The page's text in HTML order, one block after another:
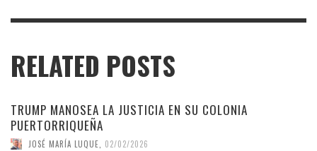
RELATED POSTS
TRUMP MANOSEA LA JUSTICIA EN SU COLONIA
PUERTORRIQUEÑA
JOSÉ MARÍA LUQUE 02/02/2026